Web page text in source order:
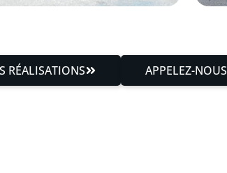
RÉALISATIONS APPELEZ-NOUS